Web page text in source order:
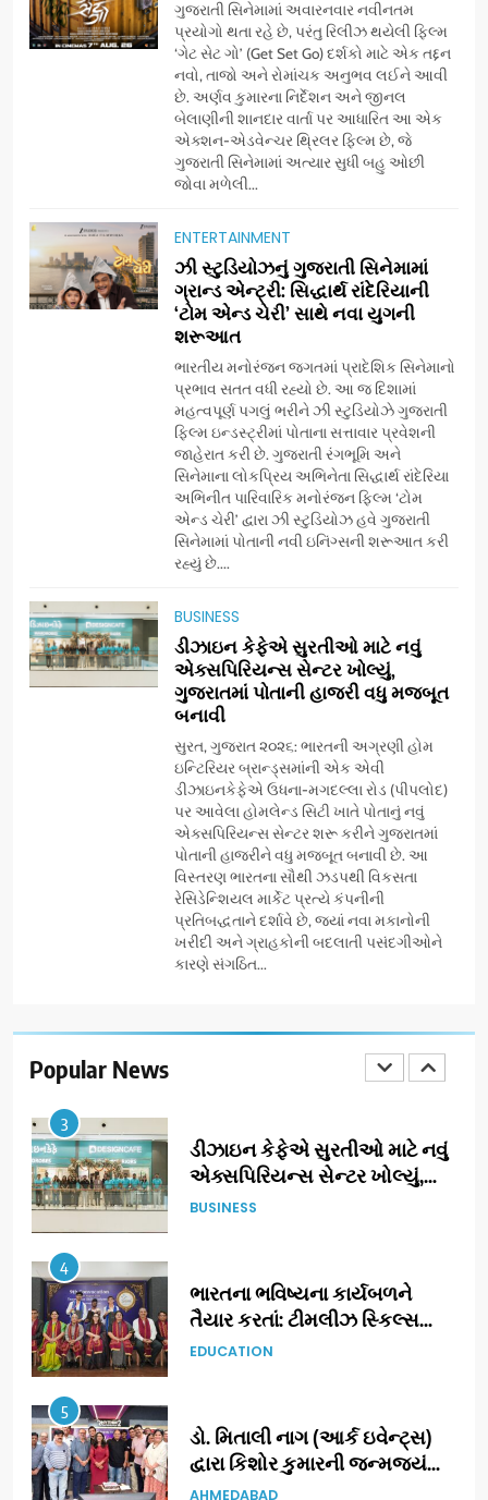
ગુજરાતી સિનેમામાં અવારનવાર નવીનતમ
પ્રયોગો થતા રહે છે, પરંતુ રિલીઝ થયેલી ફિલ્મ
‘ગેટ સેટ ગો’ (Get Set Go) દર્શકો માટે એક તદ્દન
નવો, તાજો અને રોમાંચક અનુભવ લઈને આવી
છે. અર્ણવ કુમારના નિર્દેશન અને જીનલ
બેલાણીની શાનદાર વાર્તા પર આધારિત આ એક
એક્શન-એડવેન્ચર થ્રિલર ફિલ્મ છે, જે
ગુજરાતી સિનેમામાં અત્યાર સુધી બહુ ઓછી
જોવા મળેલી...
ENTERTAINMENT
ઝી સ્ટુડિયોઝનું ગુજરાતી સિનેમામાં
ગ્રાન્ડ એન્ટ્રી: સિદ્ધાર્થ રાંદેરિયાની
‘ટોમ એન્ડ ચેરી’ સાથે નવા યુગની
શરૂઆત
ભારતીય મનોરંજન જગતમાં પ્રાદેશિક સિનેમાનો
પ્રભાવ સતત વધી રહ્યો છે. આ જ દિશામાં
મહત્વપૂર્ણ પગલું ભરીને ઝી સ્ટુડિયોઝે ગુજરાતી
ફિલ્મ ઇન્ડસ્ટ્રીમાં પોતાના સત્તાવાર પ્રવેશની
જાહેરાત કરી છે. ગુજરાતી રંગભૂમિ અને
સિનેમાના લોકપ્રિય અભિનેતા સિદ્ધાર્થ રાંદેરિયા
અભિનીત પારિવારિક મનોરંજન ફિલ્મ ‘ટોમ
એન્ડ ચેરી’ દ્વારા ઝી સ્ટુડિયોઝ હવે ગુજરાતી
સિનેમામાં પોતાની નવી ઇનિંગ્સની શરૂઆત કરી
રહ્યું છે....
BUSINESS
ડીઝાઇન કેફેએ સુરતીઓ માટે નવું
એક્સપિરિયન્સ સેન્ટર ખોલ્યું,
ગુજરાતમાં પોતાની હાજરી વધુ મજબૂત
બનાવી
સુરત, ગુજરાત ૨૦૨૬: ભારતની અગ્રણી હોમ
ઇન્ટિરિયર બ્રાન્ડ્સમાંની એક એવી
ડીઝાઇનકેફેએ ઉધના-મગદલ્લા રોડ (પીપલોદ)
પર આવેલા હોમલેન્ડ સિટી ખાતે પોતાનું નવું
એક્સપિરિયન્સ સેન્ટર શરૂ કરીને ગુજરાતમાં
પોતાની હાજરીને વધુ મજબૂત બનાવી છે. આ
વિસ્તરણ ભારતના સૌથી ઝડપથી વિકસતા
રેસિડેન્શિયલ માર્કેટ પ્રત્યે કંપનીની
પ્રતિબદ્ધતાને દર્શાવે છે, જ્યાં નવા મકાનોની
ખરીદી અને ગ્રાહકોની બદલાતી પસંદગીઓને
કારણે સંગઠિત...
Popular News
5
ડો. મિતાલી નાગ (આર્ક ઇવેન્ટ્સ)
દ્વારા કિશોર કુમારની જન્મજયંતિ
નિમિત્તે સંગીતમય શ્રદ્ધાંજલિ
AHMEDABAD
177 દેશો અને 52 લાખ દર્શકો:
ગુજરાતી OTT પ્લેટફોર્મ ‘જોજો’
(JOJO) નો વિશ્વભરમાં દબદબો
BUSINESS
અમદાવાદમાં યોજાયેલા ‘ઓકલ્ટ
ટેરોટ રીડર પુનિતજી લુલ્લા એ ટેરોટ
કાર્ડ રીડિંગ અંગે માહિતી આપી
AHMEDABAD
8
ગ્લોબલ એક્સેલન્સ ફોરમ દ્વારા
નેશનલ લીડરશિપ કોન્કલેવ તથા
ભારત સમ્માન ૨૦૨૬નો ભવ્ય અને
પ્રતિષ્ઠિત કાર્યક્રમ નવી દિલ્હીમાં
સફળતાપૂર્વક યોજાયો
BUSINESS
ગેટ સેટ ગો રિવ્યુ: ગુજરાતી
સિનેમામાં એક્શન અને રોમાંચનો
એક તદ્દન નવો અને અનોખો
અંદાજ
ENTERTAINMENT
ગ્રાન્ડ એન્ટ્રી: સિદ્ધાર્થ રાંદેરિયાની
‘ટોમ એન્ડ ચેરી’ સાથે નવા યુગની
3
ડીઝાઇન કેફેએ સુરતીઓ માટે નવું
એક્સપિરિયન્સ સેન્ટર ખોલ્યું,
ગુજરાતમાં પોતાની હાજરી વધુ
BUSINESS
4
ભારતના ભવિષ્યના કાર્યબળને
તૈયાર કરતાં: ટીમલીઝ સ્કિલ્સ
યુનિવર્સિટીએ 65 સ્નાતકોને ડિગ્રી
EDUCATION
5
ડો. મિતાલી નાગ (આર્ક ઇવેન્ટ્સ)
દ્વારા કિશોર કુમારની જન્મજયંતિ
નિમિત્તે સંગીતમય શ્રદ્ધાંજલિ
AHMEDABAD